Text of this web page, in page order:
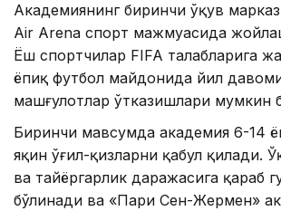
Академиянинг биринчи ўқув
Air Arena спорт мажмуасида
Ёш спортчилар FIFA талабларига
ёпиқ футбол майдонида йил
машғулотлар ўтказишлари мумкин
Биринчи мавсумда академия 6-14
яқин ўғил-қизларни қабул қилади.
ва тайёргарлик даражасига қараб
бўлинади ва «Пари Сен-Жермен»